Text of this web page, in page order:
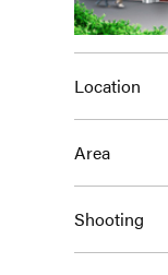
Location
Area
Shooting